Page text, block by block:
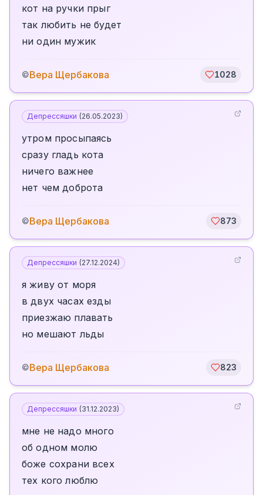
кот на ручки прыг
так любить не будет
ни один мужик
©Вера Щербакова 1028
Депрессяшки (26.05.2023)
утром просыпаясь
сразу гладь кота
ничего важнее
нет чем доброта
©Вера Щербакова 873
Депрессяшки (27.12.2024)
я живу от моря
в двух часах езды
приезжаю плавать
но мешают льды
©Вера Щербакова 823
Депрессяшки (31.12.2023)
мне не надо много
об одном молю
боже сохрани всех
тех кого люблю